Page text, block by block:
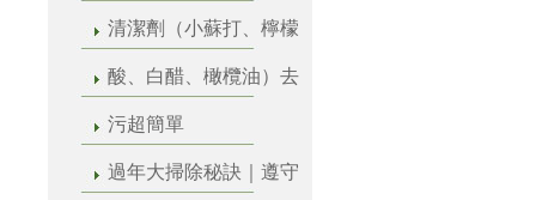
清潔劑（小蘇打、檸檬
酸、白醋、橄欖油）去
污超簡單
過年大掃除秘訣｜遵守